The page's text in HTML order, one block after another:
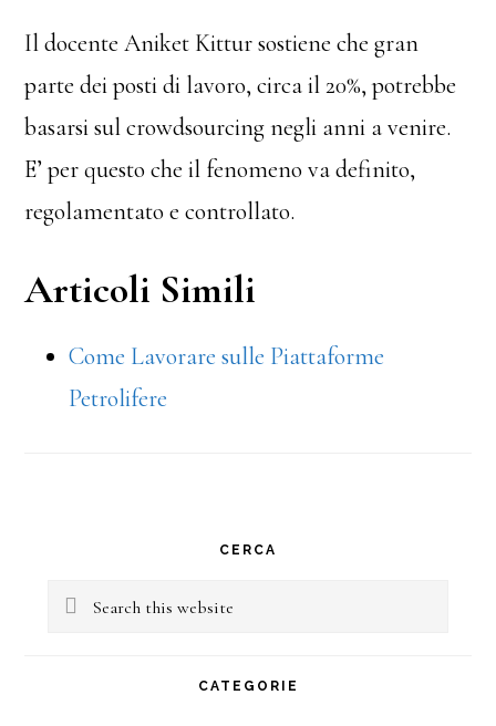
Il docente Aniket Kittur sostiene che gran
parte dei posti di lavoro, circa il 20%, potrebbe
basarsi sul crowdsourcing negli anni a venire.
E’ per questo che il fenomeno va definito,
regolamentato e controllato.
Articoli Simili
Come Lavorare sulle Piattaforme
Petrolifere
Sidebar
CERCA
Search
CATEGORIE